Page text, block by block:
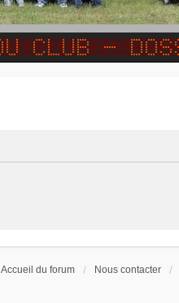
Accueil du forum Nous contacter